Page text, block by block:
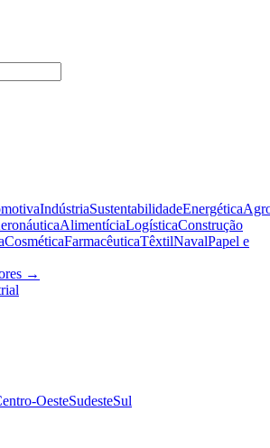
IndústriaSustentabilidadeEnergética
AlimentíciaLogísticaConstrução
CosméticaFarmacêuticaTêxtilNavalPapel e
→
OesteSudesteSul